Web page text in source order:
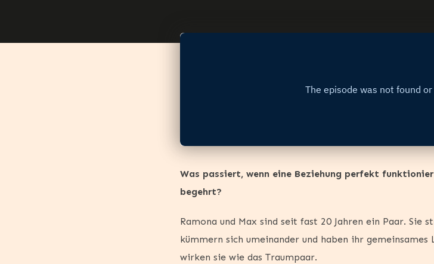
Was passiert, wenn eine Beziehung perfekt
begehrt?
Ramona und Max sind seit fast 20 Jahren ein Paar. Sie
kümmern sich umeinander und haben ihr
wirken sie wie das Traumpaar.